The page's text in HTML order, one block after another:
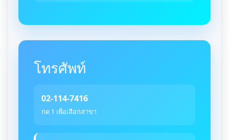
โทรศัพท์
02-114-7416
กด 1 เพื่อเลือกสาขา